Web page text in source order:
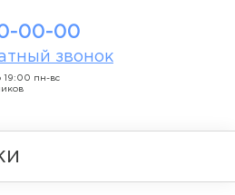
00-00
звонок
19:00 пн-вс